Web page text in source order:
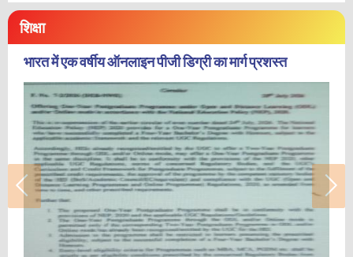
शिक्षा
भारत में एक वर्षीय ऑनलाइन पीजी डिग्री का मार्ग प्रशस्त